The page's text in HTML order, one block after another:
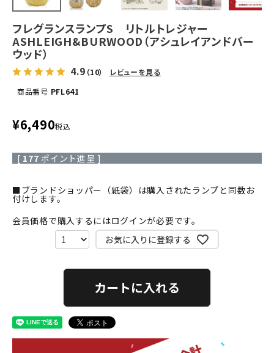
フレグランスランプS リトルトレジャー
ASHLEIGH&BURWOOD（アシュレイアンドバー
ウッド）
4.9 （10）
レビューを見る
商品番号 PFL641
¥6,490税込
[ 177 ポイント進呈 ]
■ブランドショッパー（紙袋）は購入されたランプと同数お
付けします。
会員価格で購入するにはログインが必要です。
お気に入りに登録する
カートに入れる